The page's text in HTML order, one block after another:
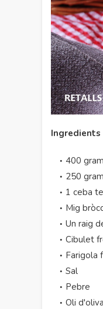
Ingredients
400
250
1 ceba
Mig
Un raig
Cibulet
Farigola
Sal
Pebre
Oli